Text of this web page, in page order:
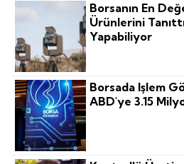
Borsanın En
Ürünlerini
Yapabiliyor
Borsada Işlem
ABD'ye 3.15